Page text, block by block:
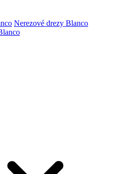
Nerezové drezy Blanco